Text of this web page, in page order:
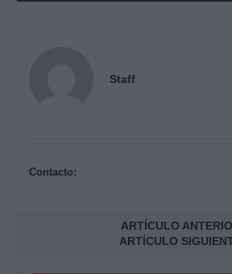
Staff
Contacto:
ARTÍCULO
ARTÍCULO